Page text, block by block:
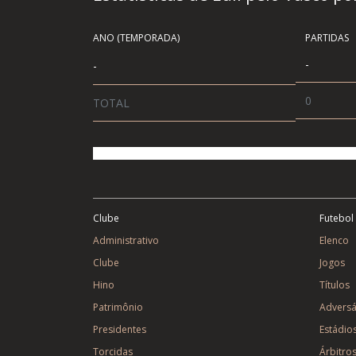
ANO (TEMPORADA)
-
TOTAL
PARTIDAS
-
0
Clube
Administrativo
Clube
Hino
Patrimônio
Presidentes
Torcidas
Futebol
Elenco
Jogos
Títulos
Árbitros